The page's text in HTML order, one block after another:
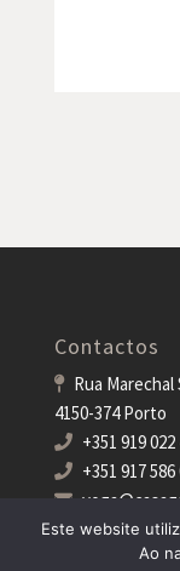
Contactos
Rua Marechal
4150-374 Porto
+351 919 022
+351 917 586
Este website
Ao